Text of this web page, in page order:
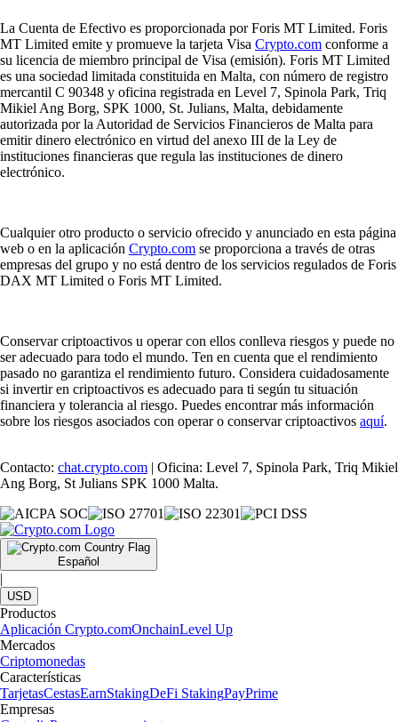
La Cuenta de Efectivo es proporcionada por Foris MT Limited. Foris
MT Limited emite y promueve la tarjeta Visa Crypto.com conforme a
su licencia de miembro principal de Visa (emisión). Foris MT Limited
es una sociedad limitada constituida en Malta, con número de registro
mercantil C 90348 y oficina registrada en Level 7, Spinola Park, Triq
Mikiel Ang Borg, SPK 1000, St. Julians, Malta, debidamente
autorizada por la Autoridad de Servicios Financieros de Malta para
emitir dinero electrónico en virtud del anexo III de la Ley de
instituciones financieras que regula las instituciones de dinero
electrónico.
Cualquier otro producto o servicio ofrecido y anunciado en esta página
web o en la aplicación Crypto.com se proporciona a través de otras
empresas del grupo y no está dentro de los servicios regulados de Foris
DAX MT Limited o Foris MT Limited.
Conservar criptoactivos u operar con ellos conlleva riesgos y puede no
ser adecuado para todo el mundo. Ten en cuenta que el rendimiento
pasado no garantiza el rendimiento futuro. Considera cuidadosamente
si invertir en criptoactivos es adecuado para ti según tu situación
financiera y tolerancia al riesgo. Puedes encontrar más información
sobre los riesgos asociados con operar o conservar criptoactivos aquí.
Contacto: chat.crypto.com | Oficina: Level 7, Spinola Park, Triq Mikiel
Ang Borg, St Julians SPK 1000 Malta.
Español
|
USD
Productos
Aplicación Crypto.comOnchainLevel Up
Mercados
Criptomonedas
Características
TarjetasCestasEarnStakingDeFi StakingPayPrime
Empresas